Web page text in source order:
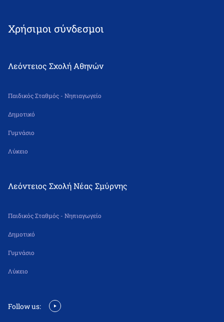
Χρήσιμοι σύνδεσμοι
Λεόντειος Σχολή Αθηνών
Παιδικός Σταθμός - Νηπιαγωγείο
Δημοτικό
Γυμνάσιο
Λύκειο
Λεόντειος Σχολή Νέας Σμύρνης
Παιδικός Σταθμός - Νηπιαγωγείο
Δημοτικό
Γυμνάσιο
Λύκειο
Follow us: